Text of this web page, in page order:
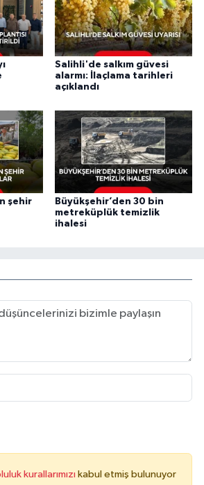
Salihli'de salkım güvesi
alarmı: İlaçlama tarihleri
açıklandı
şehir
Büyükşehir’den 30 bin
metreküplük temizlik
ihalesi
kurallarımızı kabul etmiş bulunuyor